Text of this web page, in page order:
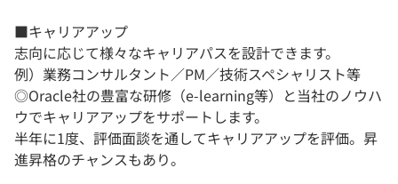
■キャリアアップ
志向に応じて様々なキャリアパスを設計できます。
例）業務コンサルタント／PM／技術スペシャリスト等
◎Oracle社の豊富な研修（e-learning等）と当社のノウハ
ウでキャリアアップをサポートします。
半年に1度、評価面談を通してキャリアアップを評価。昇
進昇格のチャンスもあり。